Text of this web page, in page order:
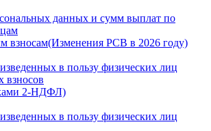
данных и сумм выплат по
взносам(Изменения РСВ в 2026 году)
в пользу физических лиц
взносов
2-НДФЛ)
в пользу физических лиц